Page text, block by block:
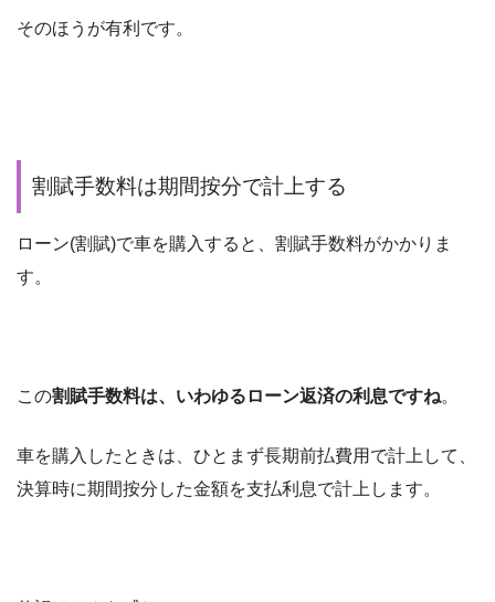
そのほうが有利です。
割賦手数料は期間按分で計上する
ローン(割賦)で車を購入すると、割賦手数料がかかりま
す。
この割賦手数料は、いわゆるローン返済の利息ですね。
車を購入したときは、ひとまず長期前払費用で計上して、
決算時に期間按分した金額を支払利息で計上します。